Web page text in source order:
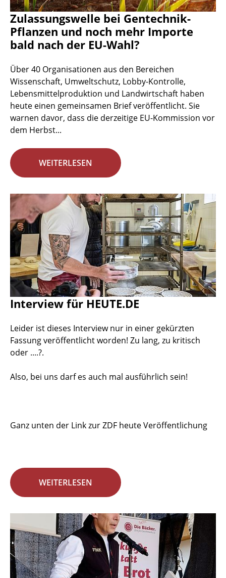
Zulassungswelle bei Gentechnik-
Pflanzen und noch mehr Importe
bald nach der EU-Wahl?
Über 40 Organisationen aus den Bereichen
Wissenschaft, Umweltschutz, Lobby-Kontrolle,
Lebensmittelproduktion und Landwirtschaft haben
heute einen gemeinsamen Brief veröffentlicht. Sie
warnen davor, dass die derzeitige EU-Kommission vor
dem Herbst...
WEITERLESEN
Interview für HEUTE.DE
Leider ist dieses Interview nur in einer gekürzten
Fassung veröffentlicht worden! Zu lang, zu kritisch
oder ....?.
Also, bei uns darf es auch mal ausführlich sein!
Ganz unten der Link zur ZDF heute Veröffentlichung
WEITERLESEN